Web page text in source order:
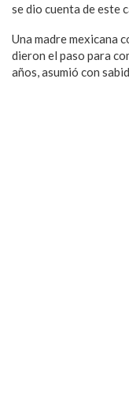
se dio cuenta de este
Una madre mexicana
dieron el paso para
años, asumió con